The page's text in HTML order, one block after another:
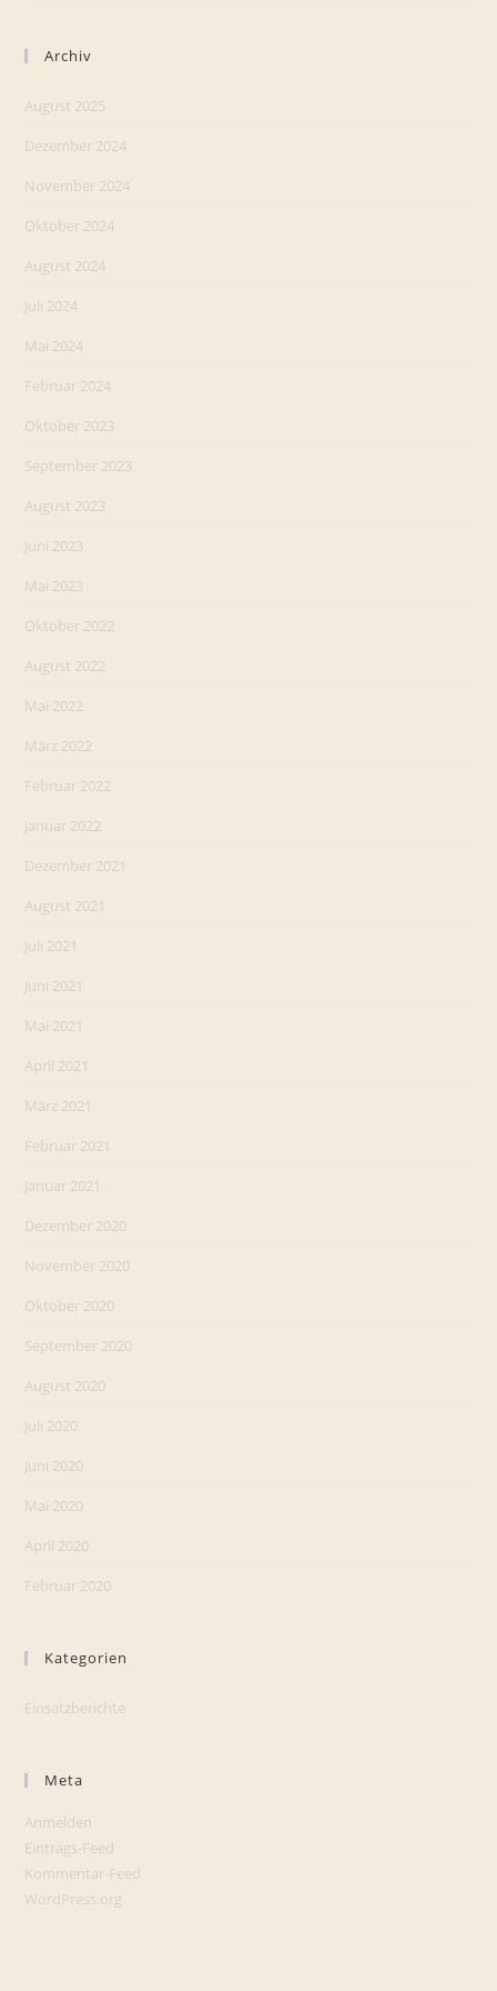
Archiv
August 2025
Dezember 2024
November 2024
Oktober 2024
August 2024
Juli 2024
Mai 2024
Februar 2024
Oktober 2023
September 2023
August 2023
Juni 2023
Mai 2023
Oktober 2022
August 2022
Mai 2022
März 2022
Februar 2022
Januar 2022
Dezember 2021
August 2021
Juli 2021
Juni 2021
Mai 2021
April 2021
März 2021
Februar 2021
Januar 2021
Dezember 2020
November 2020
Oktober 2020
September 2020
August 2020
Juli 2020
Juni 2020
Mai 2020
April 2020
Februar 2020
Kategorien
Einsatzberichte
Meta
Anmelden
Eintrags-Feed
Kommentar-Feed
WordPress.org